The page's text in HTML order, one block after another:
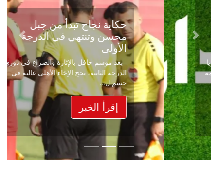
حكاية نجاح تبدأ من جبل
محسن وتنتهي في الدرجة
الأولى
بعد موسم حافل بالإثارة والصراع في دوري
الدرجة الثانية، نجح الإخاء الأهلي عاليه في
حسم ل...
إقرأ الخبر
Previous
Next